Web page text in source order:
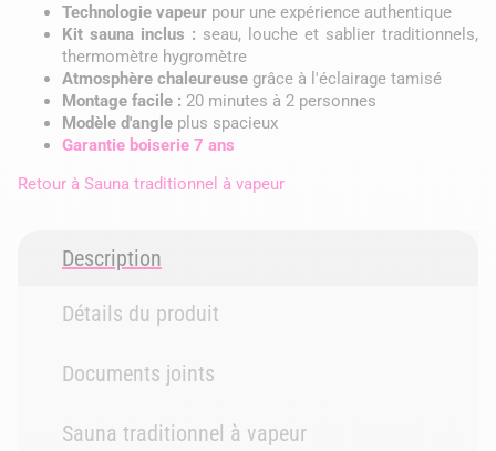
Technologie vapeur pour une expérience authentique
Kit sauna inclus : seau, louche et sablier traditionnels,
thermomètre hygromètre
Atmosphère chaleureuse grâce à l'éclairage tamisé
Montage facile : 20 minutes à 2 personnes
Modèle d'angle plus spacieux
Garantie boiserie 7 ans
Retour à Sauna traditionnel à vapeur
Description
Détails du produit
Documents joints
Sauna traditionnel à vapeur